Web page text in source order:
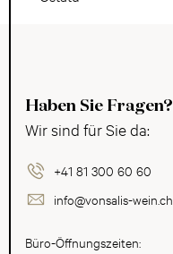
Haben Sie Fragen?
Wir sind für Sie da:
+41 81 300 60 60
info@vonsalis-wein.ch
Büro-Öffnungszeiten: